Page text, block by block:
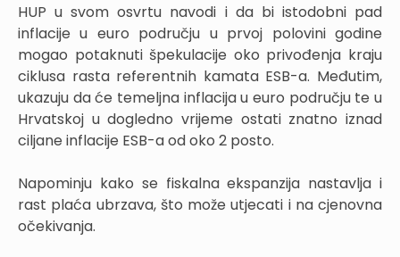
HUP u svom osvrtu navodi i da bi istodobni pad
inflacije u euro području u prvoj polovini godine
mogao potaknuti špekulacije oko privođenja kraju
ciklusa rasta referentnih kamata ESB-a. Međutim,
ukazuju da će temeljna inflacija u euro području te u
Hrvatskoj u dogledno vrijeme ostati znatno iznad
ciljane inflacije ESB-a od oko 2 posto.
Napominju kako se fiskalna ekspanzija nastavlja i
rast plaća ubrzava, što može utjecati i na cjenovna
očekivanja.